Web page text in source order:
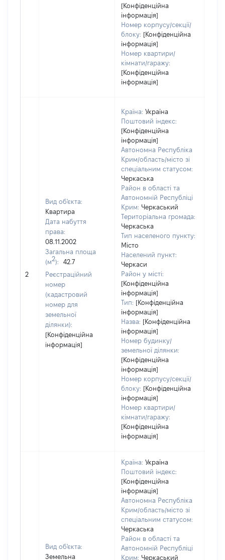
[Конфіденційна
інформація]
Номер корпусу/секції/
блоку: [Конфіденційна
інформація]
Номер квартири/
кімнати/гаражу:
[Конфіденційна
інформація]
2
Вид об'єкта:
Квартира
Дата набуття
права:
08.11.2002
Загальна площа
(м2):
42.7
Реєстраційний
номер
(кадастровий
номер для
земельної
ділянки):
[Конфіденційна
інформація]
Країна: Україна
Поштовий індекс:
[Конфіденційна
інформація]
Автономна Республіка
Крим/область/місто зі
спеціальним статусом:
Черкаська
Район в області та
Автономній Республіці
Крим: Черкаський
Територіальна громада:
Черкаська
Тип населеного пункту:
Місто
Населений пункт:
Черкаси
Район у місті:
[Конфіденційна
інформація]
Тип: [Конфіденційна
інформація]
Назва: [Конфіденційна
інформація]
Номер будинку/
земельної ділянки:
[Конфіденційна
інформація]
Номер корпусу/секції/
блоку: [Конфіденційна
інформація]
Номер квартири/
кімнати/гаражу:
[Конфіденційна
інформація]
Вид об'єкта:
Земельна
Країна: Україна
Поштовий індекс:
[Конфіденційна
інформація]
Автономна Республіка
Крим/область/місто зі
спеціальним статусом:
Черкаська
Район в області та
Автономній Республіці
Крим: Черкаський